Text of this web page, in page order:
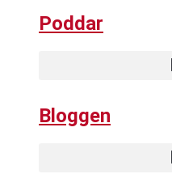
Poddar
Bloggen